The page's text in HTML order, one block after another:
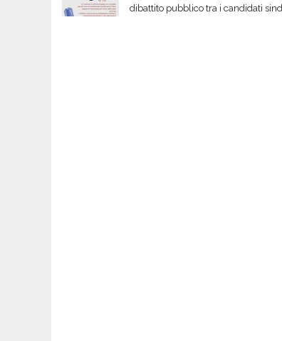
dibattito pubblico tra i candidati